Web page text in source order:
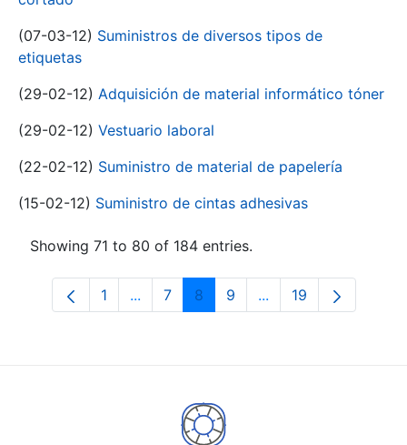
(07-03-12) Suministros de diversos tipos de
etiquetas
(29-02-12) Adquisición de material informático tóner
(29-02-12) Vestuario laboral
(22-02-12) Suministro de material de papelería
(15-02-12) Suministro de cintas adhesivas
Showing 71 to 80 of 184 entries.
Page
1 ...Intermediate Pages Use TAB to
Page
7 Page
8 Page
9 ...Intermediate Pages
Page
19